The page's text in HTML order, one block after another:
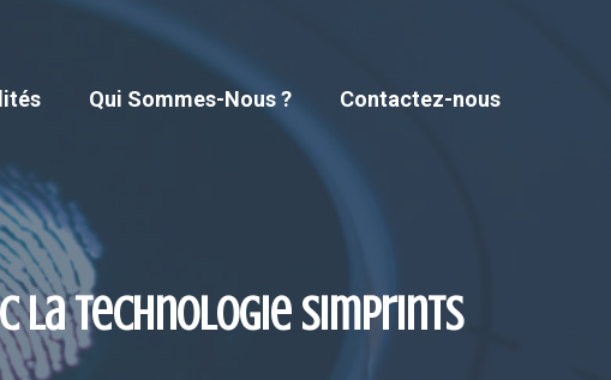
Qui Sommes-Nous ? Contactez-nous
la technologie Simprints